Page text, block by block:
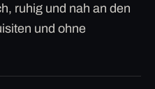
ruhig und nah an den
und ohne